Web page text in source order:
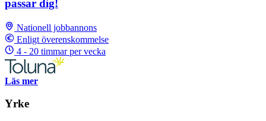
passar dig!
Nationell jobbannons
Enligt överenskommelse
4 - 20 timmar per vecka
Läs mer
Yrke